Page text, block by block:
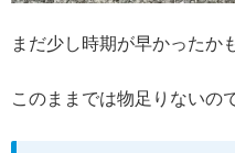
まだ少し時期が早かったか
このままでは物足りないの